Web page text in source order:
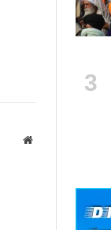
Website